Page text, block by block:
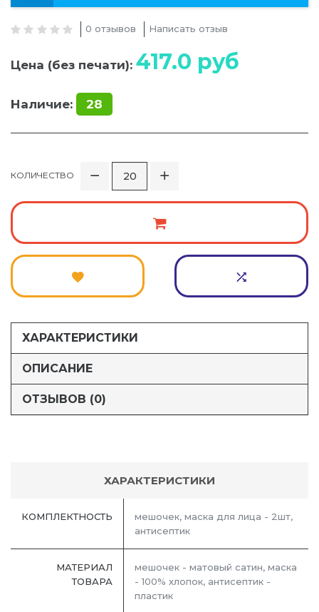
0 отзывов Написать отзыв
Цена (без печати): 417.0 руб
Наличие: 28
КОЛИЧЕСТВО
ХАРАКТЕРИСТИКИ
ОПИСАНИЕ
ОТЗЫВОВ (0)
ХАРАКТЕРИСТИКИ
КОМПЛЕКТНОСТЬ
мешочек, маска для лица - 2шт,
антисептик
МАТЕРИАЛ
ТОВАРА
мешочек - матовый сатин, маска
- 100% хлопок, антисептик -
пластик